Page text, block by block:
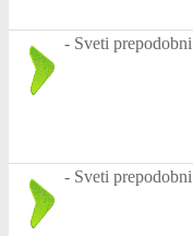
- Sveti
- Sveti